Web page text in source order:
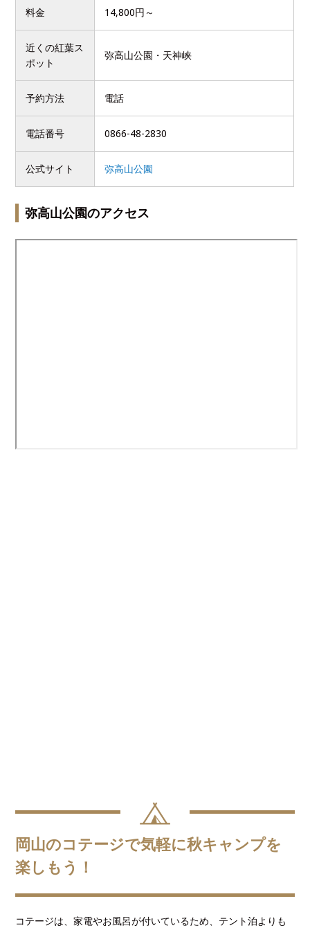
料金 14,800円～
近くの紅葉ス
ポット
弥高山公園・天神峡
予約方法 電話
電話番号 0866-48-2830
公式サイト 弥高山公園
弥高山公園のアクセス
岡山のコテージで気軽に秋キャンプを
楽しもう！
コテージは、家電やお風呂が付いているため、テント泊よりも